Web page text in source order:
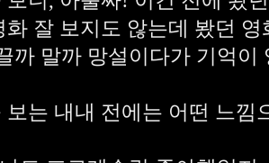
화 잘 보지도 않는데 봤던
까 말까 망설이다가 기억이
보는 내내 전에는 어떤 느낌